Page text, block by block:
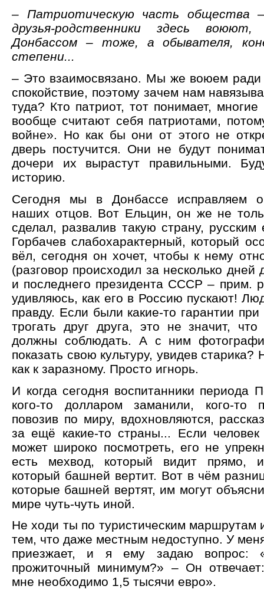
– Патриотическую часть общества
друзья-родственники здесь
Донбассом – тоже, а обывателя,
степени...
– Это взаимосвязано. Мы же воюем
спокойствие, поэтому зачем нам
туда? Кто патриот, тот понимает,
вообще считают себя патриотами,
войне». Но как бы они от этого не
дверь постучится. Они не будут
дочери их вырастут правильными.
историю.
Сегодня мы в Донбассе исправляем
наших отцов. Вот Ельцин, он же не
сделал, развалив такую страну,
Горбачев слабохарактерный, который
вёл, сегодня он хочет, чтобы к нему
(разговор происходил за несколько дней
и последнего президента СССР – прим.
удивляюсь, как его в Россию пускают!
правду. Если были какие-то гарантии
трогать друг друга, это не значит,
должны соблюдать. А с ним
показать свою культуру, увидев старика?
как к заразному. Просто игнорь.
И когда сегодня воспитанники периода
кого-то долларом заманили, кого-то
повозив по миру, вдохновляются,
за ещё какие-то страны... Если
может широко посмотреть, его не
есть мехвод, который видит прямо,
который башней вертит. Вот в чём
которые башней вертят, им могут
мире чуть-чуть иной.
Не ходи ты по туристическим маршрутам
тем, что даже местным недоступно. У
приезжает, и я ему задаю вопрос:
прожиточный минимум?» – Он
мне необходимо 1,5 тысячи евро».